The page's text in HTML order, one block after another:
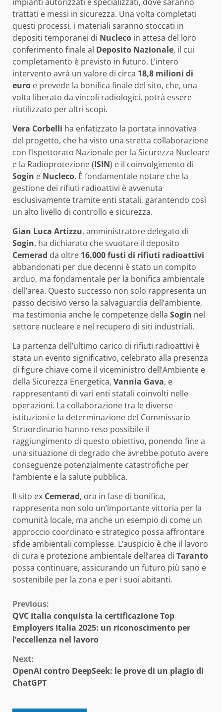
trattati e messi in sicurezza. Una volta completati
questi processi, i materiali saranno stoccati in
depositi temporanei di Nucleco in attesa del loro
conferimento finale al Deposito Nazionale, il cui
completamento è previsto in futuro. L’intero
intervento avrà un valore di circa 18,8 milioni di
euro e prevede la bonifica finale del sito, che, una
volta liberato da vincoli radiologici, potrà essere
riutilizzato per altri scopi.
Vera Corbelli ha enfatizzato la portata innovativa
del progetto, che ha visto una stretta collaborazione
con l’Ispettorato Nazionale per la Sicurezza Nucleare
e la Radioprotezione (ISIN) e il coinvolgimento di
Sogin e Nucleco. È fondamentale notare che la
gestione dei rifiuti radioattivi è avvenuta
esclusivamente tramite enti statali, garantendo così
un alto livello di controllo e sicurezza.
Gian Luca Artizzu, amministratore delegato di
Sogin, ha dichiarato che svuotare il deposito
Cemerad da oltre 16.000 fusti di rifiuti radioattivi
abbandonati per due decenni è stato un compito
arduo, ma fondamentale per la bonifica ambientale
dell’area. Questo successo non solo rappresenta un
passo decisivo verso la salvaguardia dell’ambiente,
ma testimonia anche le competenze della Sogin nel
settore nucleare e nel recupero di siti industriali.
La partenza dell’ultimo carico di rifiuti radioattivi è
stata un evento significativo, celebrato alla presenza
di figure chiave come il viceministro dell’Ambiente e
della Sicurezza Energetica, Vannia Gava, e
rappresentanti di vari enti statali coinvolti nelle
operazioni. La collaborazione tra le diverse
istituzioni e la determinazione del Commissario
Straordinario hanno reso possibile il
raggiungimento di questo obiettivo, ponendo fine a
una situazione di degrado che avrebbe potuto avere
conseguenze potenzialmente catastrofiche per
l’ambiente e la salute pubblica.
Il sito ex Cemerad, ora in fase di bonifica,
rappresenta non solo un’importante vittoria per la
comunità locale, ma anche un esempio di come un
approccio coordinato e strategico possa affrontare
sfide ambientali complesse. L’auspicio è che il lavoro
di cura e protezione ambientale dell’area di Taranto
possa continuare, assicurando un futuro più sano e
sostenibile per la zona e per i suoi abitanti.
Continue
Reading
Previous:
QVC Italia conquista la certificazione Top
Employers Italia 2025: un riconoscimento per
l’eccellenza nel lavoro
Next:
OpenAI contro DeepSeek: le prove di un plagio di
ChatGPT